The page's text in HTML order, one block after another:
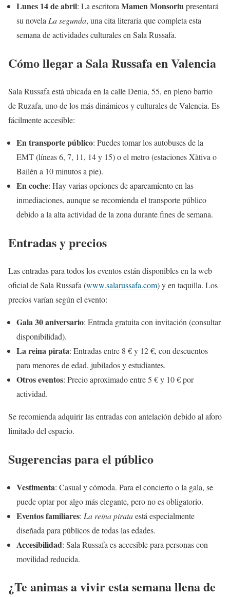
Lunes 14 de abril: La escritora Mamen Monsoriupresentará
su novela La segunda, una cita literaria que completa esta
semana de actividades culturales en Sala Russafa.
Cómo llegar a Sala Russafa en Valencia
Sala Russafa está ubicada en la calle Denia, 55, en pleno barrio
de Ruzafa, uno de los más dinámicos y culturales de Valencia. Es
fácilmente accesible:
En transporte público: Puedes tomar los autobuses de la
EMT (líneas 6, 7, 11, 14 y 15) o el metro (estaciones Xàtiva o
Bailén a 10 minutos a pie).
En coche: Hay varias opciones de aparcamiento en las
inmediaciones, aunque se recomienda el transporte público
debido a la alta actividad de la zona durante fines de semana.
Entradas y precios
Las entradas para todos los eventos están disponibles en la web
oficial de Sala Russafa (www.salarussafa.com) y en taquilla. Los
precios varían según el evento:
Gala 30 aniversario: Entrada gratuita con invitación (consultar
disponibilidad).
La reina pirata: Entradas entre 8 € y 12 €, con descuentos
para menores de edad, jubilados y estudiantes.
Otros eventos: Precio aproximado entre 5 € y 10 € por
actividad.
Se recomienda adquirir las entradas con antelación debido al aforo
limitado del espacio.
Sugerencias para el público
Vestimenta: Casual y cómoda. Para el concierto o la gala, se
puede optar por algo más elegante, pero no es obligatorio.
Eventos familiares: La reina pirataestá especialmente
diseñada para públicos de todas las edades.
Accesibilidad: Sala Russafa es accesible para personas con
movilidad reducida.
¿Te animas a vivir esta semana llena de